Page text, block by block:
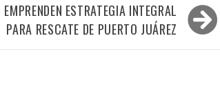
EMPRENDEN ESTRATEGIA INTEGRAL
PARA RESCATE DE PUERTO JUÁREZ